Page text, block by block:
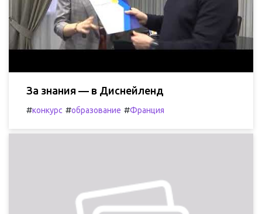
За знания — в Диснейленд
#конкурс #образование #Франция